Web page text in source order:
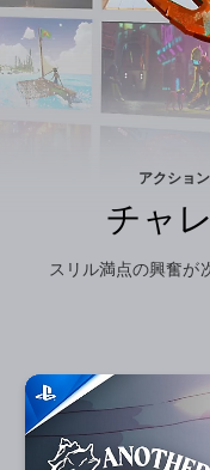
アクショ
チャ
スリル満点の興奮が